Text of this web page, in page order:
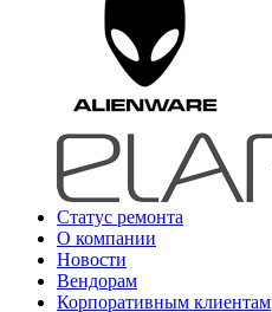
Статус ремонта
О компании
Новости
Вендорам
Корпоративным клиентам